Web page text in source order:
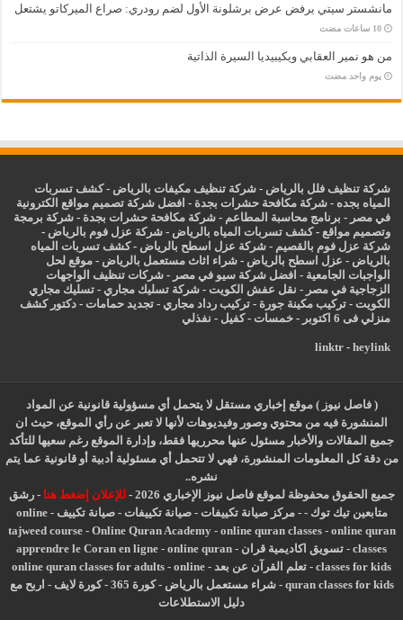
مانشستر سيتي يرفض عرض برشلونة الأول لضم رودري: صراع الميركاتو يشتعل
‏10 ساعات مضت
من هو نمير العقابي ويكيبيديا السيرة الذاتية
‏يوم واحد مضت
شركة تنظيف فلل بالرياض -شركة تنظيف مكيفات بالرياض -كشف تسربات
المياه بجده -شركة مكافحة حشرات بجدة - افضل شركة تصميم مواقع الكترونية
في مصر - برنامج محاسبة المطاعم -شركة مكافحة حشرات بجدة -شركة برمجة
وتصميم مواقع -كشف تسربات المياه بالرياض -شركة عزل فوم بالرياض -
شركة عزل فوم بالقصيم -شركة عزل اسطح بالرياض -كشف تسربات المياه
بالرياض - عزل اسطح بالرياض -شراء اثاث مستعمل بالرياض - موقع لحل
الواجبات الجامعية - افضل شركة سيو في مصر -شركات تنظيف الواجهات
الزجاجية في مصر - نقل عفش الكويت -شركة تسليك مجاري -تسليك مجاري
الكويت -تركيب مكينة جورة -تركيب رداد مجاري -تجديد حمامات -دكتور كشف
منزلي فى 6 اكتوبر
-خمسات -كفيل - نفذلي
linktr- heylink
( فاصل نيوز ) موقع إخباري مستقل لا يتحمل أي مسؤولية قانونية عن المواد
المنشورة فيه من محتوي وصور وفيديوهات لأنها لا تعبر عن رأي الموقع، حيث ان
جميع المقالات والأخبار مسئول عنها محرريها فقط، وإدارة الموقع رغم سعيها للتأكد
من دقة كل المعلومات المنشورة، فهي لا تتحمل أي مسئولية أدبية أو قانونية عما يتم
نشره..
جميع الحقوق محفوظة لموقع فاصل نيوز الإخباري 2026 -
للإعلان إضغط هنا -رشق
متابعين تيك توك -
-مركز صيانة تكييفات -صيانة تكييفات -صيانة تكييف -
online
tajweed course- Online Quran Academy- online quran classes- online quran
classes
- تسويق اكاديمية قران -
apprendre le Coran en ligne - online quran
classes for kids
- تعلم القرآن عن بعد -
online quran classes for adults - online
quran classes for kids
-شراء مستعمل بالرياض -كورة 365 -كورة لايف - اربح مع
دليل الاستطلاعات